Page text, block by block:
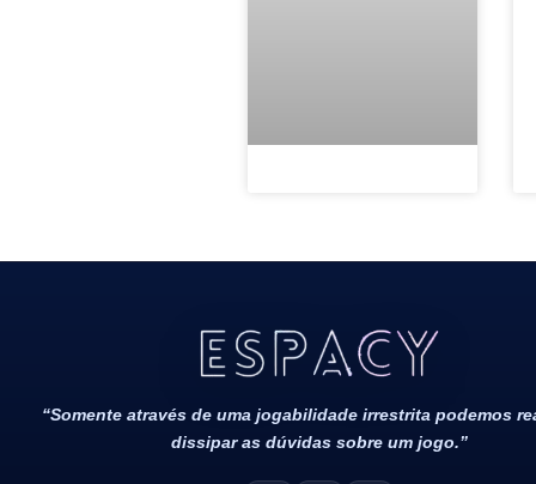
Todos Os Direitos Reservados 2022/2023​
“Somente através de uma jogabilidade irrestrita podemos
dissipar as dúvidas sobre um jogo.”